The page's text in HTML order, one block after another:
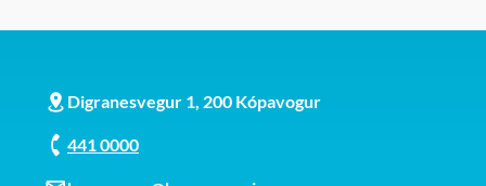
Digranesvegur 1, 200 Kópavogur
441 0000